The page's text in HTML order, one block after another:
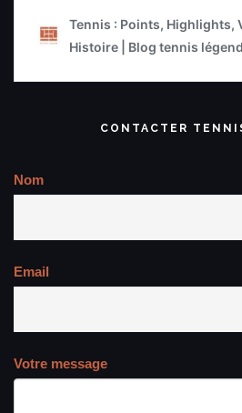
CONTACTER
Nom
Email
Votre message